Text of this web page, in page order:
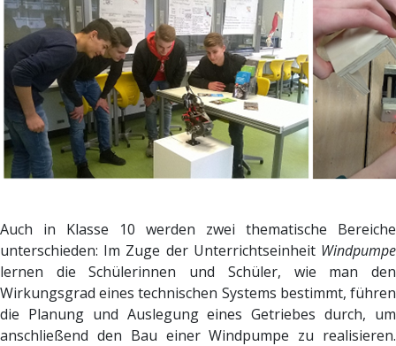
Auch in Klasse 10 werden zwei thematische Bereiche
unterschieden: Im Zuge der Unterrichtseinheit Windpumpe
lernen die Schülerinnen und Schüler, wie man den
Wirkungsgrad eines technischen Systems bestimmt, führen
die Planung und Auslegung eines Getriebes durch, um
anschließend den Bau einer Windpumpe zu realisieren.